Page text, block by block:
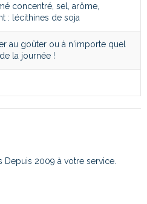
concentré, sel, arôme,
: lécithines de soja
au goûter ou à n'importe quel
la journée !
Depuis 2009 à votre service.